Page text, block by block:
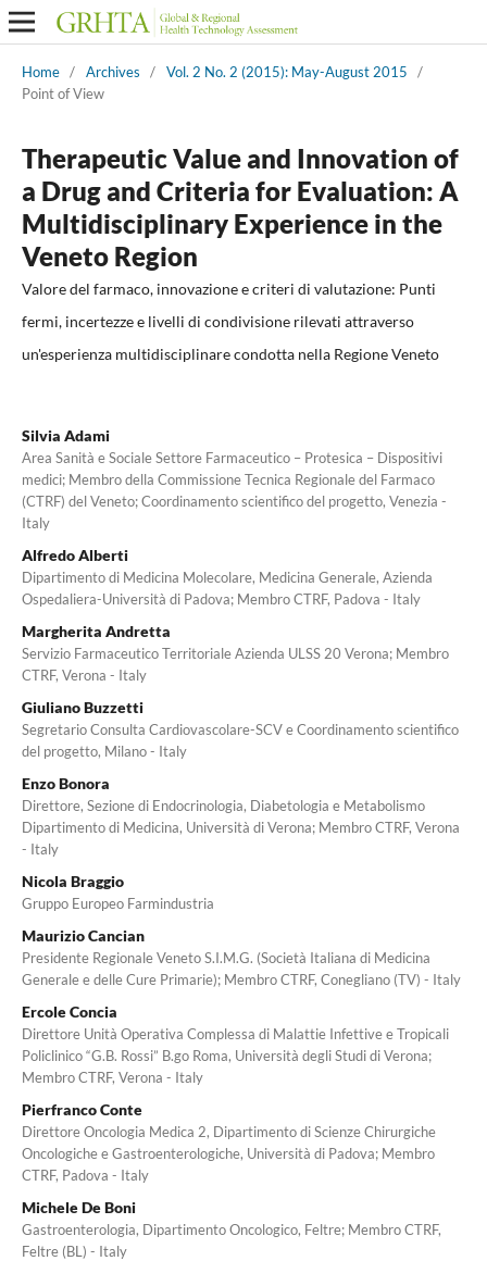
Home / Archives / Vol. 2 No. 2 (2015): May-August 2015
/
Point of View
Therapeutic Value and Innovation of
a Drug and Criteria for Evaluation: A
Multidisciplinary Experience in the
Veneto Region
Valore del farmaco, innovazione e criteri di valutazione: Punti
fermi, incertezze e livelli di condivisione rilevati attraverso
un'esperienza multidisciplinare condotta nella Regione Veneto
Silvia Adami
Area Sanità e Sociale Settore Farmaceutico – Protesica – Dispositivi
medici; Membro della Commissione Tecnica Regionale del Farmaco
(CTRF) del Veneto; Coordinamento scientifico del progetto, Venezia -
Italy
Alfredo Alberti
Dipartimento di Medicina Molecolare, Medicina Generale, Azienda
Ospedaliera-Università di Padova; Membro CTRF, Padova - Italy
Margherita Andretta
Servizio Farmaceutico Territoriale Azienda ULSS 20 Verona; Membro
CTRF, Verona - Italy
Giuliano Buzzetti
Segretario Consulta Cardiovascolare-SCV e Coordinamento scientifico
del progetto, Milano - Italy
Enzo Bonora
Direttore, Sezione di Endocrinologia, Diabetologia e Metabolismo
Dipartimento di Medicina, Università di Verona; Membro CTRF, Verona
- Italy
Nicola Braggio
Gruppo Europeo Farmindustria
Maurizio Cancian
Presidente Regionale Veneto S.I.M.G. (Società Italiana di Medicina
Generale e delle Cure Primarie); Membro CTRF, Conegliano (TV) - Italy
Ercole Concia
Direttore Unità Operativa Complessa di Malattie Infettive e Tropicali
Policlinico “G.B. Rossi” B.go Roma, Università degli Studi di Verona;
Membro CTRF, Verona - Italy
Pierfranco Conte
Direttore Oncologia Medica 2, Dipartimento di Scienze Chirurgiche
Oncologiche e Gastroenterologiche, Università di Padova; Membro
CTRF, Padova - Italy
Michele De Boni
Gastroenterologia, Dipartimento Oncologico, Feltre; Membro CTRF,
Feltre (BL) - Italy